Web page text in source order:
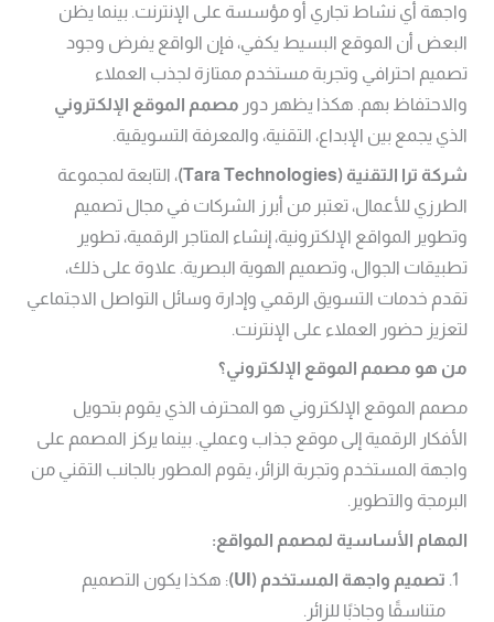
واجهة أي نشاط تجاري أو مؤسسة على الإنترنت. بينما يظن
البعض أن الموقع البسيط يكفي، فإن الواقع يفرض وجود
تصميم احترافي وتجربة مستخدم ممتازة لجذب العملاء
والاحتفاظ بهم. هكذا يظهر دور مصمم الموقع الإلكتروني
الذي يجمع بين الإبداع، التقنية، والمعرفة التسويقية.
شركة ترا التقنية (Tara Technologies)
، التابعة لمجموعة
الطرزي للأعمال، تعتبر من أبرز الشركات في مجال تصميم
وتطوير المواقع الإلكترونية، إنشاء المتاجر الرقمية، تطوير
تطبيقات الجوال، وتصميم الهوية البصرية. علاوة على ذلك،
تقدم خدمات التسويق الرقمي وإدارة وسائل التواصل الاجتماعي
لتعزيز حضور العملاء على الإنترنت.
من هو مصمم الموقع الإلكتروني؟
مصمم الموقع الإلكتروني هو المحترف الذي يقوم بتحويل
الأفكار الرقمية إلى موقع جذاب وعملي. بينما يركز المصمم على
واجهة المستخدم وتجربة الزائر، يقوم المطور بالجانب التقني من
البرمجة والتطوير.
المهام الأساسية لمصمم المواقع:
تصميم واجهة المستخدم (UI)
: هكذا يكون التصميم
متناسقًا وجاذبًا للزائر.